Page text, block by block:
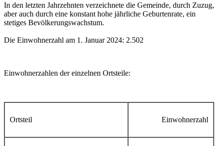
In den letzten Jahrzehnten verzeichnete die Gemeinde, durch Zuzug,
aber auch durch eine konstant hohe jährliche Geburtenrate, ein
stetiges Bevölkerungswachstum.
Die Einwohnerzahl am 1. Januar 2024: 2.502
Einwohnerzahlen der einzelnen Ortsteile:
Ortsteil Einwohnerzahl